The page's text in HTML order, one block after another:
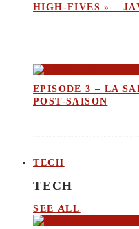
HIGH-FIVES » –
EPISODE 3 – LA
POST-SAISON
TECH
TECH
SEE ALL